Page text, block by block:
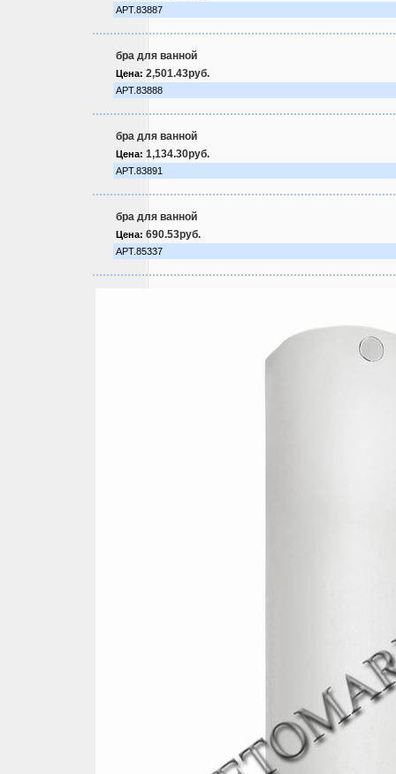
АРТ.83887
бра для ванной
Цена: 2,501.43руб.
АРТ.83888
бра для ванной
Цена: 1,134.30руб.
АРТ.83891
бра для ванной
Цена: 690.53руб.
АРТ.85337